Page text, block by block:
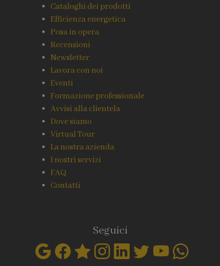
Cataloghi dei prodotti
Efficienza energetica
Posa in opera
Recensioni
Newsletter
Lavora con noi
Eventi
Formazione professionale
Avvisi alla clientela
Dove siamo
Virtual Tour
La nostra azienda
I nostri servizi
FAQ
Contatti
Seguici